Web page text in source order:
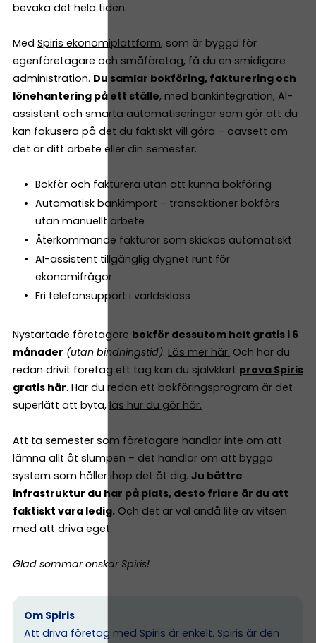
bevaka det hela tiden.
Med Spiris ekonomiplattform, som är byggd för
egenföretagare och småföretag, få du en smidigare
administration. Du samlar bokföring, fakturering och
lönehantering på ett ställe, med bankintegration, AI-
assistent och smarta automatiseringar som gör att du
kan fokusera på det du faktiskt vill göra – oavsett om
det är ditt arbete eller din semester.
Bokför och fakturera utan att kunna bokföring
Automatisk bankimport – transaktioner bokförs
utan manuellt arbete
Återkommande fakturor som skickas automatiskt
AI-assistent tillgänglig dygnet runt för
ekonomifrågor
Fri telefonsupport i världsklass
Nystartade företagare bokför dessutom helt gratis i 6
månader (utan bindningstid). Läs mer här. Och har du
redan drivit företag ett tag kan du självklart prova Spiris
gratis här. Har du redan ett bokföringsprogram är det
superlätt att byta, läs hur du gör här.
Att ta semester som företagare handlar inte om att
lämna allt åt slumpen – det handlar om att bygga
system som håller ihop det åt dig. Ju bättre
infrastruktur du har på plats, desto friare är du att
faktiskt vara ledig. Och det är väl ändå lite av vitsen
med att driva eget.
Glad sommar önskar Spiris!
Om Spiris
Att driva företag med Spiris är enkelt. Spiris är den